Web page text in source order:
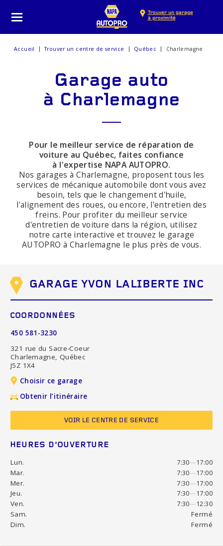
Trouver un garage
à proximité
Accueil Trouver un centre de service Québec Charlemagne
Garage auto
à Charlemagne
Pour le meilleur service de réparation de
voiture au Québec, faites confiance
à l'expertise NAPA AUTOPRO.
Nos garages à Charlemagne, proposent tous les
services de mécanique automobile dont vous avez
besoin, tels que le changement d'huile,
l'alignement des roues, ou encore, l'entretien des
freins. Pour profiter du meilleur service
d'entretien de voiture dans la région, utilisez
notre carte interactive et trouvez le garage
AUTOPRO à Charlemagne le plus près de vous.
GARAGE YVON LALIBERTE INC
COORDONNÉES
450 581-3230
321 rue du Sacre-Coeur
Charlemagne, Québec
J5Z 1X4
Choisir ce garage
Obtenir l’itinéraire
VOIR LE CENTRE DE SERVICE
HEURES D’OUVERTURE
Lun. 7:30—17:00
Mar.
7:30—17:00
Mer.
7:30—17:00
Jeu.
7:30—17:00
Ven.
7:30—12:30
Sam.
Fermé
Dim.
Fermé